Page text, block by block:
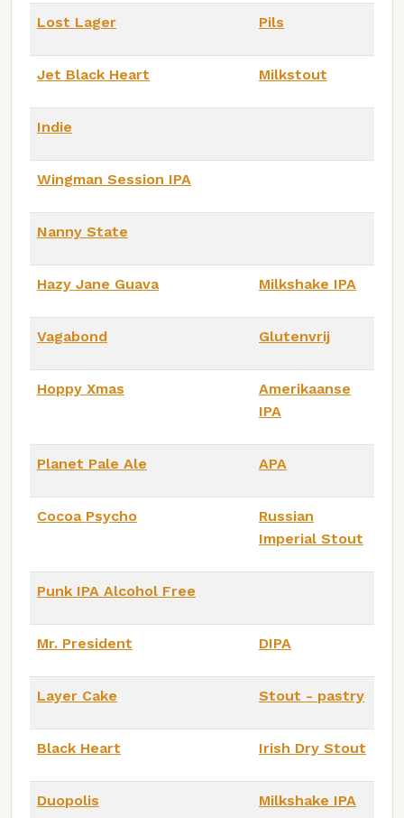
Lost Lager Pils
Jet Black Heart Milkstout
Indie
Wingman Session IPA
Nanny State
Hazy Jane Guava Milkshake IPA
Vagabond Glutenvrij
Hoppy Xmas
Amerikaanse
IPA
Planet Pale Ale APA
Cocoa Psycho
Russian
Imperial Stout
Punk IPA Alcohol Free
Mr. President DIPA
Layer Cake Stout - pastry
Black Heart Irish Dry Stout
Duopolis Milkshake IPA